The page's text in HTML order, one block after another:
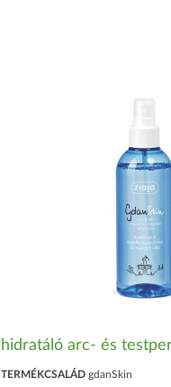
hidratáló arc- és
TERMÉKCSALÁD gdanSkin